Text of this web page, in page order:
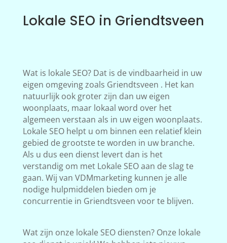
Lokale SEO in Griendtsveen
Wat is lokale SEO? Dat is de vindbaarheid in uw
eigen omgeving zoals Griendtsveen . Het kan
natuurlijk ook groter zijn dan uw eigen
woonplaats, maar lokaal word over het
algemeen verstaan als in uw eigen woonplaats.
Lokale SEO helpt u om binnen een relatief klein
gebied de grootste te worden in uw branche.
Als u dus een dienst levert dan is het
verstandig om met Lokale SEO aan de slag te
gaan. Wij van VDMmarketing kunnen je alle
nodige hulpmiddelen bieden om je
concurrentie in Griendtsveen voor te blijven.
Wat zijn onze lokale SEO diensten? Onze lokale